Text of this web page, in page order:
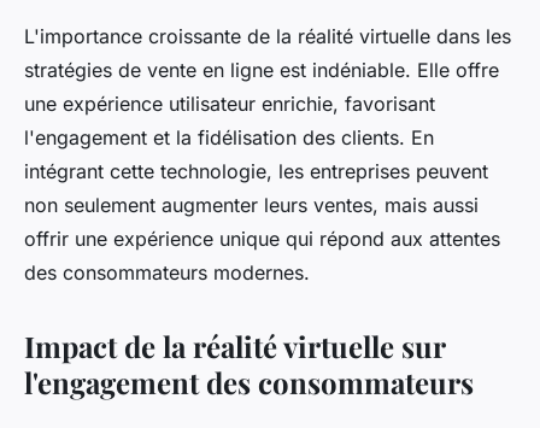
L'importance croissante de la réalité virtuelle dans les
stratégies de vente en ligne est indéniable. Elle offre
une expérience utilisateur enrichie, favorisant
l'engagement et la fidélisation des clients. En
intégrant cette technologie, les entreprises peuvent
non seulement augmenter leurs ventes, mais aussi
offrir une expérience unique qui répond aux attentes
des consommateurs modernes.
Impact de la réalité virtuelle sur
l'engagement des consommateurs